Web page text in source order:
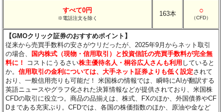
すべて0円
※電話注文を除く
163本 ○
（CFD）
【GMOクリック証券のおすすめポイント】
従来から売買手数料の安さがウリだったが、2025年9月からネット取引
の場合、
国内株式（現物・信用取引）と投資信託の売買手数料が完全無
料に！
コストにうるさい株主優待名人・桐谷広人さんも利用 していると
か。信用取引の金利については、大手ネット証券よりも低く設定されて
おり、一般信用売りも可能だ！ 米国株の情報では、瞬時にAIが翻訳する
英語ニュースやグラフ化された決算情報などが提供されており、米国株
CFDの取引に役立つ。商品の品揃えは、株式、FXのほか、外国債券やCF
Dまである充実ぶり。CFDでは、各国の株価指数のほか、原油や金など